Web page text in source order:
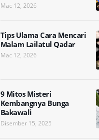
Mac 12, 2026
Tips Ulama Cara Mencari
Malam Lailatul Qadar
Mac 12, 2026
9 Mitos Misteri
Kembangnya Bunga
Bakawali
Disember 15, 2025